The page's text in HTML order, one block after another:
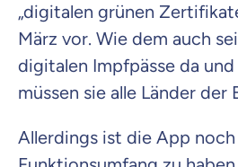
„digitalen grünen
März vor. Wie dem auch
digitalen Impfpässe da und
müssen sie alle Länder der
Allerdings ist die App